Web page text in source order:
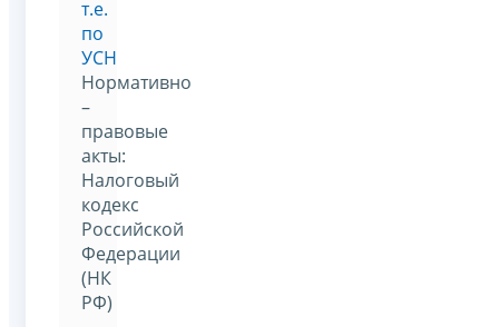
т.е.
по
УСН
Нормативно
–
правовые
акты:
Налоговый
кодекс
Российской
Федерации
(НК
РФ)